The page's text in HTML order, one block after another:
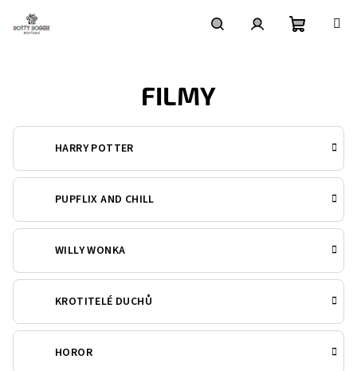
obsah
FILMY
HARRY POTTER
PUPFLIX AND CHILL
WILLY WONKA
KROTITELÉ DUCHŮ
HOROR